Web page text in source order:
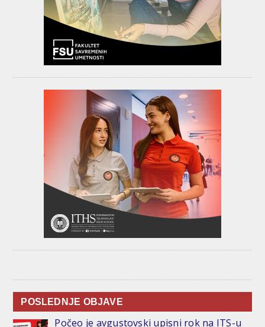
POSLEDNJE OBJAVE
Počeo je avgustovski upisni rok na ITS-u